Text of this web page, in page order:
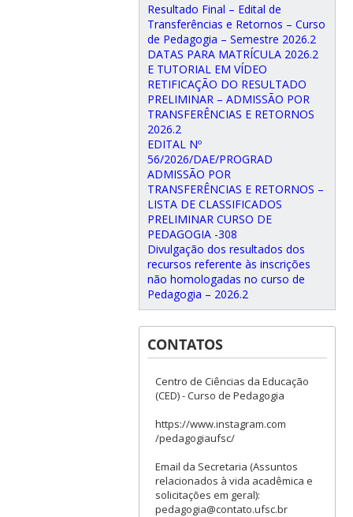
Resultado Final – Edital de
Transferências e Retornos – Curso
de Pedagogia – Semestre 2026.2
DATAS PARA MATRÍCULA 2026.2
E TUTORIAL EM VÍDEO
RETIFICAÇÃO DO RESULTADO
PRELIMINAR – ADMISSÃO POR
TRANSFERÊNCIAS E RETORNOS
2026.2
EDITAL Nº
56/2026/DAE/PROGRAD
ADMISSÃO POR
TRANSFERÊNCIAS E RETORNOS –
LISTA DE CLASSIFICADOS
PRELIMINAR CURSO DE
PEDAGOGIA -308
Divulgação dos resultados dos
recursos referente às inscrições
não homologadas no curso de
Pedagogia – 2026.2
CONTATOS
Centro de Ciências da Educação
(CED) - Curso de Pedagogia
https://www.instagram.com
/pedagogiaufsc/
Email da Secretaria (Assuntos
relacionados à vida acadêmica e
solicitações em geral):
pedagogia@contato.ufsc.br